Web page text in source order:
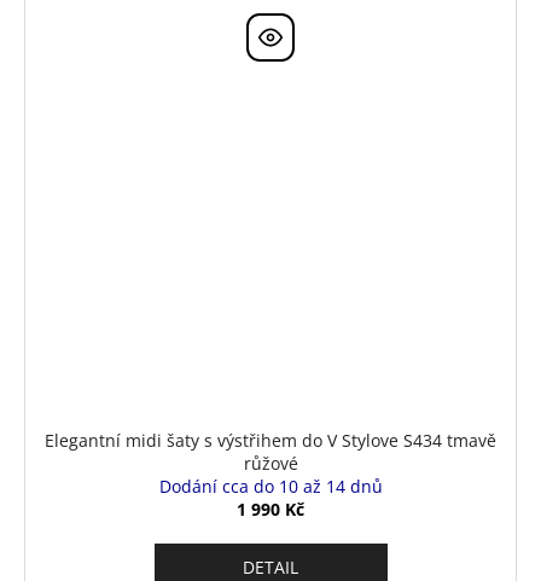
Elegantní midi šaty s výstřihem do V Stylove S434 tmavě
růžové
Dodání cca do 10 až 14 dnů
1 990 Kč
DETAIL